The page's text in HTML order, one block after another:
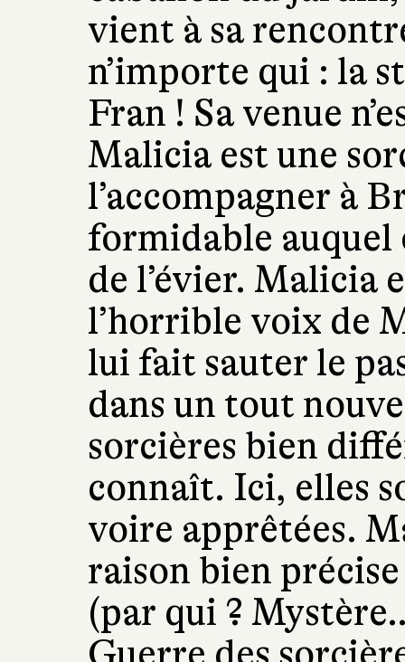
vient à sa
n’importe qui : la
Fran ! Sa venue
Malicia est une
l’accompagner à
formidable auquel
de l’évier. Malicia
l’horrible voix de
lui fait sauter le
dans un tout
sorcières bien
connaît. Ici, elles
voire apprêtées.
raison bien
(par qui ?